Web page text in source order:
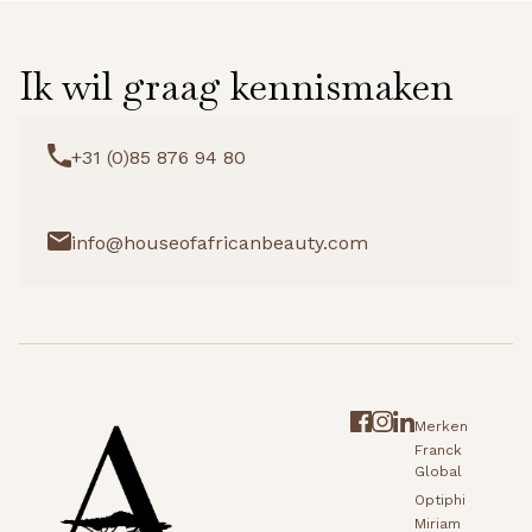
Ik wil graag kennismaken
+31 (0)85 876 94 80
info@houseofafricanbeauty.com
Merken
Franck
Global
Optiphi
Miriam